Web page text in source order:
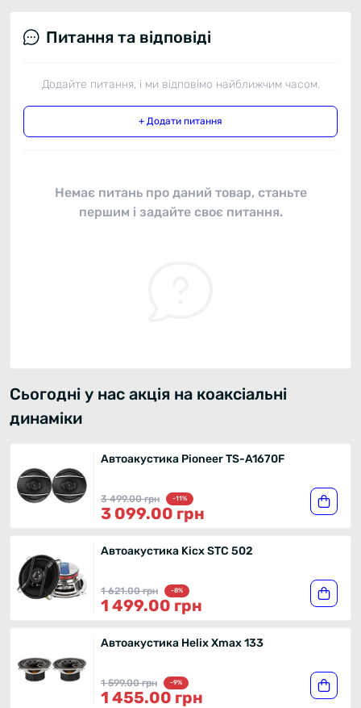
Питання та відповіді
Додайте питання, і ми відповімо найближчим часом.
+ Додати питання
Немає питань про даний товар, станьте
першим і задайте своє питання.
Сьогодні у нас акція на коаксіальні
динаміки
Автоакустика Pioneer TS-A1670F
3 499.00 грн -11%
3 099.00 грн
Автоакустика Kicx STC 502
1 621.00 грн -8%
1 499.00 грн
Автоакустика Helix Xmax 133
1 599.00 грн -9%
1 455.00 грн